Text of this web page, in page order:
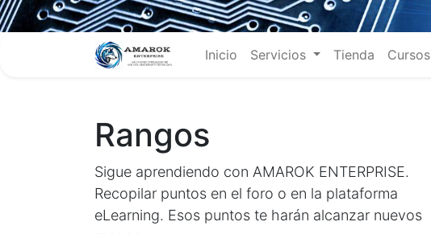
Inicio Servicios Tienda Cursos
Rangos
Sigue aprendiendo con AMAROK ENTERPRISE.
Recopilar puntos en el foro o en la plataforma
eLearning. Esos puntos te harán alcanzar nuevos